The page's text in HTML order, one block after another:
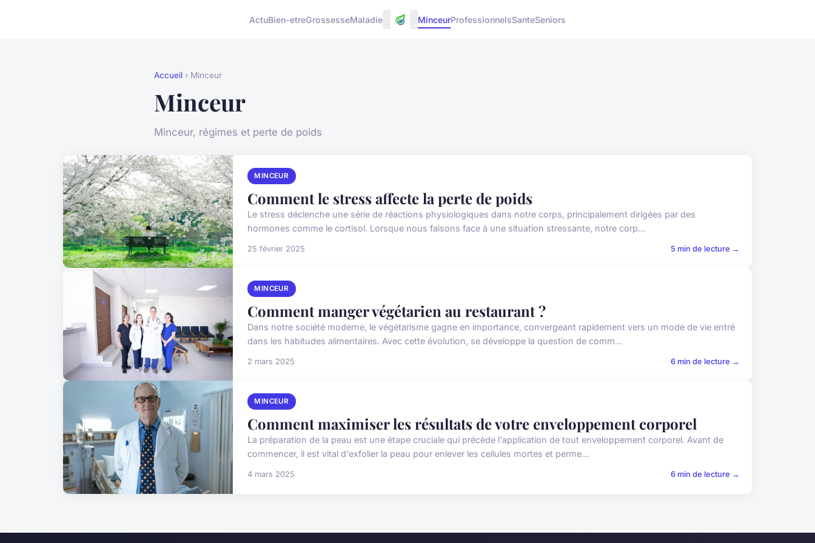
ActuBien-etreGrossesseMaladie MinceurProfessionnelsSanteSeniors
Accueil › Minceur
Minceur
Minceur, régimes et perte de poids
MINCEUR
Comment le stress affecte la perte de poids
Le stress déclenche une série de réactions physiologiques dans notre corps, principalement dirigées par des
hormones comme le cortisol. Lorsque nous faisons face à une situation stressante, notre corp...
25 février 2025 5 min de lecture →
MINCEUR
Comment manger végétarien au restaurant ?
Dans notre société moderne, le végétarisme gagne en importance, convergeant rapidement vers un mode de vie entré
dans les habitudes alimentaires. Avec cette évolution, se développe la question de comm...
2 mars 2025 6 min de lecture →
MINCEUR
Comment maximiser les résultats de votre enveloppement corporel
La préparation de la peau est une étape cruciale qui précède l'application de tout enveloppement corporel. Avant de
commencer, il est vital d'exfolier la peau pour enlever les cellules mortes et perme...
4 mars 2025 6 min de lecture →